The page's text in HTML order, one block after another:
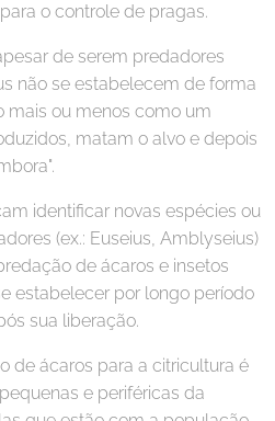
o controle de pragas.
de serem predadores
não se estabelecem de forma
mais ou menos como um
matam o alvo e depois
identificar novas espécies ou
(ex.: Euseius, Amblyseius)
de ácaros e insetos
estabelecer por longo período
sua liberação.
de ácaros para a citricultura é
e periféricas da